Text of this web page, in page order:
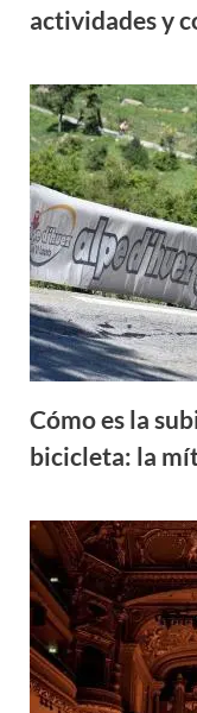
actividades y
Cómo es la
bicicleta: la